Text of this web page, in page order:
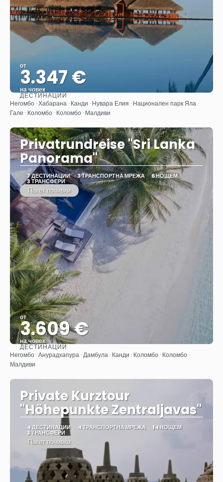
от
3.347 €
на човек
Вижте
ДЕСТИНАЦИИ
Негомбо · Хабарана · Канди · Нувара Елия · Национален парк Яла ·
Гале · Коломбо · Коломбо · Малдиви
Privatrundreise "Sri Lanka
Panorama"
7 ДЕСТИНАЦИИ 3 ТРАНСПОРТНА МРЕЖА 6 НОЩЕМ
3 ТРАНСФЕРИ
Пакет почивки
от
3.609 €
на човек
Вижте
ДЕСТИНАЦИИ
Негомбо · Анурадхапура · Дамбула · Канди · Коломбо · Коломбо ·
Малдиви
Private Kurztour
"Höhepunkte Zentraljavas"
4 ДЕСТИНАЦИИ 4 ТРАНСПОРТНА МРЕЖА 14 НОЩЕМ
3 ТРАНСФЕРИ
Пакет почивки